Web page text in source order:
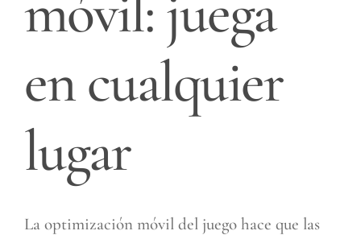
en cualquier
lugar
La optimización móvil del juego hace que las